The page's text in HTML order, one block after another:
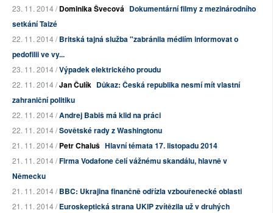
23. 11. 2014 /Dominika Švecová Dokumentární filmy z mezinárodního
setkání Taizé
22. 11. 2014 /Britská tajná služba "zabránila médiím informovat o
pedofilii ve vy...
23. 11. 2014 /Výpadek elektrického proudu
22. 11. 2014 /Jan Čulík Důkaz: Česká republika nesmí mít vlastní
zahraniční politiku
22. 11. 2014 /Andrej Babiš má klid na práci
22. 11. 2014 /Sovětské rady z Washingtonu
21. 11. 2014 /Petr Chaluš Hlavní témata 17. listopadu 2014
21. 11. 2014 /Firma Vodafone čelí vážnému skandálu, hlavně v
Německu
21. 11. 2014 /BBC: Ukrajina finančně odřízla vzbouřenecké oblasti
21. 11. 2014 /Euroskeptická strana UKIP zvítězila už v druhých